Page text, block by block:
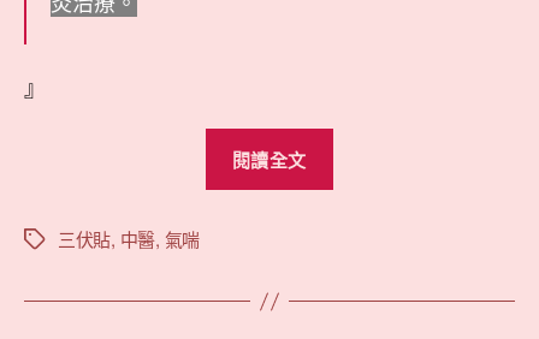
』
閱讀全文
貼”
標
三伏貼, 中醫, 氣喘